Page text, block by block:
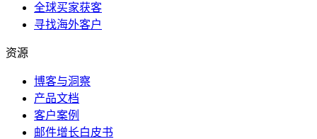
全球买家获客
寻找海外客户
资源
博客与洞察
产品文档
客户案例
邮件增长白皮书